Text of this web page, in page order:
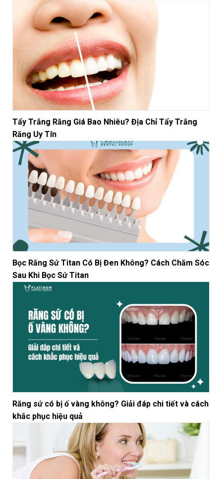
Tẩy Trắng Răng Giá Bao Nhiêu? Địa Chỉ Tẩy Trắng
Răng Uy Tín
Bọc Răng Sứ Titan Có Bị Đen Không? Cách Chăm Sóc
Sau Khi Bọc Sứ Titan
Răng sứ có bị ố vàng không? Giải đáp chi tiết và cách
khắc phục hiệu quả